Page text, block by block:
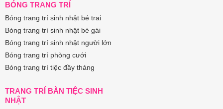
BÓNG TRANG TRÍ
Bóng trang trí sinh nhật bé trai
Bóng trang trí sinh nhật bé gái
Bóng trang trí sinh nhật người lớn
Bóng trang trí phòng cưới
Bóng trang trí tiệc đầy tháng
TRANG TRÍ BÀN TIỆC SINH
NHẬT